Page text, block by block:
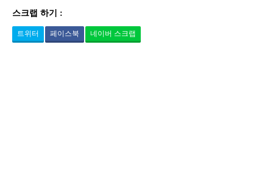
스크랩 하기 :
트위터 페이스북 네이버 스크랩